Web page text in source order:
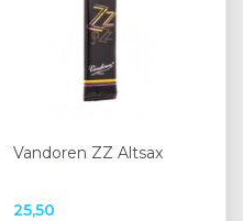
Vandoren ZZ Altsax
25,50